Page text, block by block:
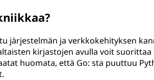
järjestelmän ja verkkokehityksen
kirjastojen avulla voit
huomata, että Go: sta puuttuu